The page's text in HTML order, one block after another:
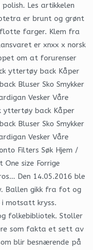
Les artikkelen
er brunt og grønt
farger. Klem fra
er xnxx x norsk
om at forurenser
yttertøy back Kåper
Bluser Sko Smykker
Vesker Våre
yttertøy back Kåper
Bluser Sko Smykker
Vesker Våre
Filters Søk Hjem /
One size Forrige
Den 14.05.2016 ble
Ballen gikk fra fot og
motsatt kryss.
folkebibliotek. Stoller
som fakta et sett av
blir besnærende på